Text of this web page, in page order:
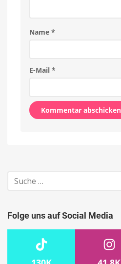
Name *
E-Mail *
Suche
nach:
Folge uns auf Social Media